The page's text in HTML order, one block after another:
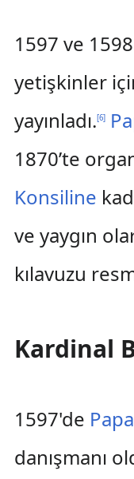
1597 ve
yetişkinler
yayınladı.[6]
1870’te
Konsiline
ve yaygın
kılavuzu
Kardinal
1597'de
danışmanı